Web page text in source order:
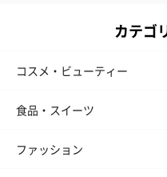
花束ハンドタオル（ピ
カテゴ
コスメ・ビューティー
食品・スイーツ
ファッション